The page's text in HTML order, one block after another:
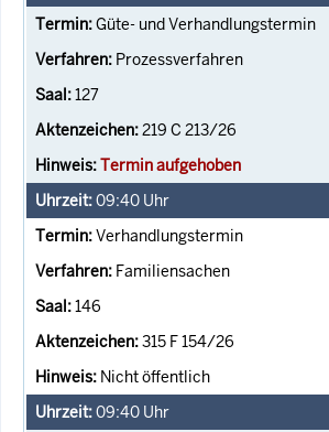
Güte- und Verhandlungstermin
Prozessverfahren
127
219 C 213/26
Termin aufgehoben
09:40 Uhr
Verhandlungstermin
Familiensachen
146
315 F 154/26
Nicht öffentlich
09:40 Uhr